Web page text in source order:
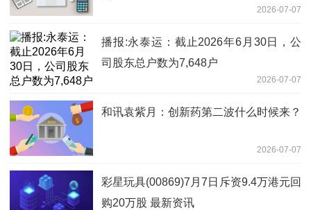
2026-07-07
播报:永泰运：截止2026年6月30日，公
司股东总户数为7,648户
2026-07-07
和讯袁紫月：创新药第二波什么时候来？
2026-07-07
彩星玩具(00869)7月7日斥资9.4万港元回
购20万股 最新资讯